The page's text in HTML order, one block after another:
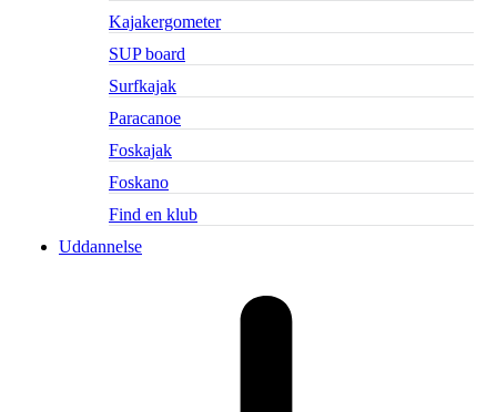
Kajakergometer
SUP board
Surfkajak
Paracanoe
Foskajak
Foskano
Find en klub
Uddannelse